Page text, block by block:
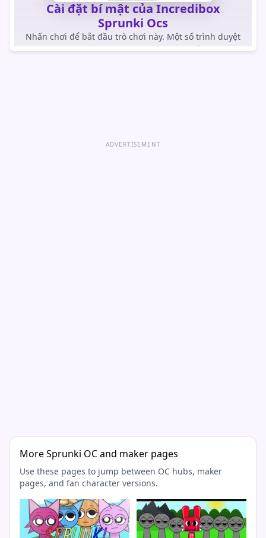
Cài đặt bí mật của Incredibox
Sprunki Ocs
Nhấn chơi để bắt đầu trò chơi này. Một số trình duyệt
trong ứng dụng chặn trò chơi tự tải.
ADVERTISEMENT
More Sprunki OC and maker pages
Use these pages to jump between OC hubs, maker
pages, and fan character versions.